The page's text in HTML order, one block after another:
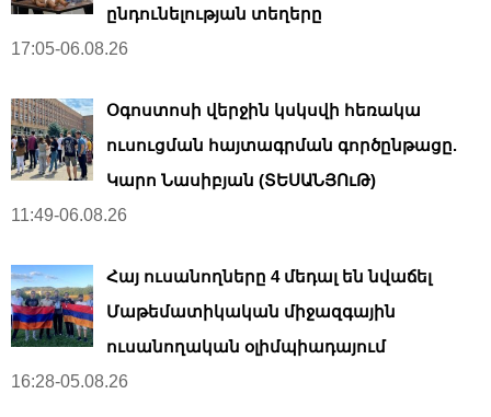
ընդունելության տեղերը
17:05-06.08.26
Օգոստոսի վերջին կսկսվի հեռակա
ուսուցման հայտագրման գործընթացը.
Կարո Նասիբյան (ՏԵՍԱՆՅՈւԹ)
11:49-06.08.26
Հայ ուսանողները 4 մեդալ են նվաճել
Մաթեմատիկական միջազգային
ուսանողական օլիմպիադայում
16:28-05.08.26